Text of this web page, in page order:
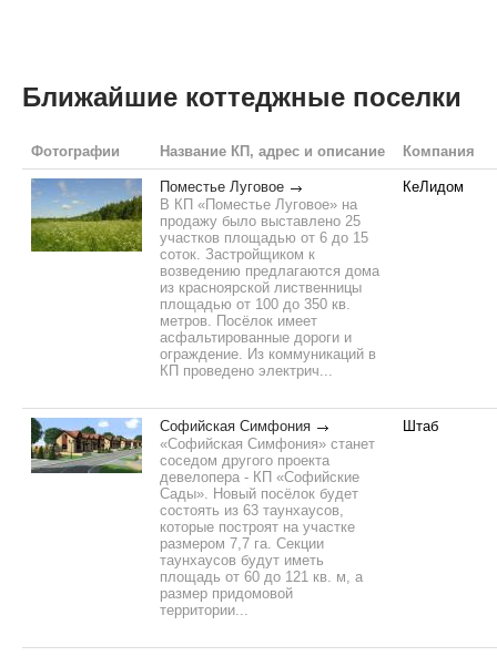
Ближайшие коттеджные поселки
Фотографии Название КП, адрес и описание Компания
Поместье Луговое
В КП «Поместье Луговое» на
продажу было выставлено 25
участков площадью от 6 до 15
соток. Застройщиком к
возведению предлагаются дома
из красноярской лиственницы
площадью от 100 до 350 кв.
метров. Посёлок имеет
асфальтированные дороги и
ограждение. Из коммуникаций в
КП проведено электрич...
КеЛидом
Софийская Симфония
«Софийская Симфония» станет
соседом другого проекта
девелопера - КП «Софийские
Сады». Новый посёлок будет
состоять из 63 таунхаусов,
которые построят на участке
размером 7,7 га. Секции
таунхаусов будут иметь
площадь от 60 до 121 кв. м, а
размер придомовой
территории...
Штаб